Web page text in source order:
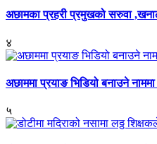
अछामका प्रहरी प्रमुखको सरुवा
४
अछाममा प्रयाङ भिडियो बनाउने
५